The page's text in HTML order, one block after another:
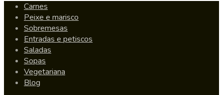
Carnes
Peixe e marisco
Sobremesas
Entradas e petiscos
Saladas
Sopas
Vegetariana
Blog